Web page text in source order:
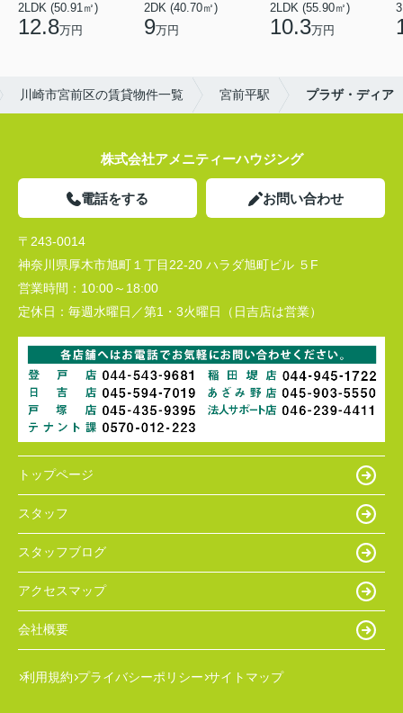
2LDK (50.91㎡)
12.8万円
2DK (40.70㎡)
9万円
2LDK (55.90㎡)
10.3万円
川崎市宮前区の賃貸物件一覧 宮前平駅 プラザ・ディア
株式会社アメニティーハウジング
電話をする お問い合わせ
〒243-0014
神奈川県厚木市旭町１丁目22-20 ハラダ旭町ビル ５F
営業時間： 10:00～18:00
定休日： 毎週水曜日／第1・3火曜日（日吉店は営業）
トップページ
スタッフ
スタッフブログ
アクセスマップ
会社概要
利用規約 プライバシーポリシー サイトマップ